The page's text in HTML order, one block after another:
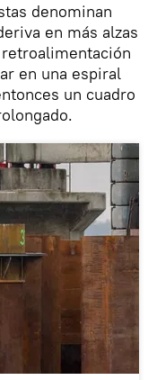
denominan
en más alzas
en una espiral
un cuadro